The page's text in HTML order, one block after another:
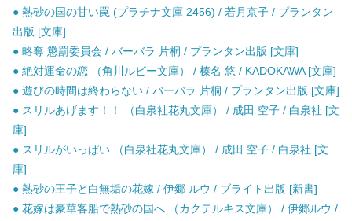
● 熱砂の国の甘い罠 (プラチナ文庫 2456) / 若月京子 / プランタン
出版 [文庫]
● 略奪 懲罰委員会 / バーバラ 片桐 / プランタン出版 [文庫]
● 絶対運命の恋 （角川ルビー文庫） / 榛名 悠 / KADOKAWA [文庫]
● 遊びの時間は終わらない / バーバラ 片桐 / プランタン出版 [文庫]
● スリルあげます！！ （白泉社花丸文庫） / 成田 空子 / 白泉社 [文
庫]
● スリルがいっぱい （白泉社花丸文庫） / 成田 空子 / 白泉社 [文
庫]
● 熱砂の王子と白無垢の花嫁 / 伊郷 ルウ / ブライト出版 [新書]
● 花嫁は豪華客船で熱砂の国へ （カクテルキス文庫） / 伊郷ルウ /